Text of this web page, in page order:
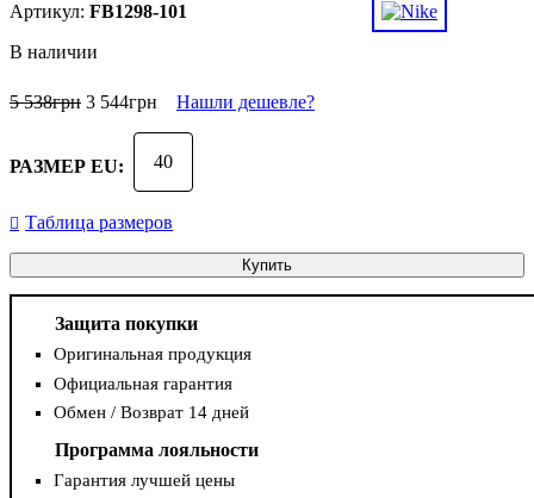
FB1298-101
В наличии
5 538грн 3 544грн Нашли дешевле?
РАЗМЕР EU: 40
Таблица размеров
Купить
Защита покупки
Оригинальная продукция
Официальная гарантия
Обмен / Возврат 14 дней
Программа лояльности
Гарантия лучшей цены